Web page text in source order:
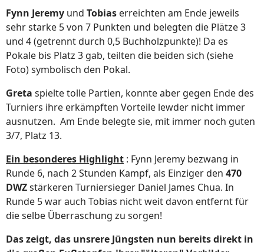
Fynn Jeremy und Tobias erreichten am Ende jeweils
sehr starke 5 von 7 Punkten und belegten die Plätze 3
und 4 (getrennt durch 0,5 Buchholzpunkte)! Da es
Pokale bis Platz 3 gab, teilten die beiden sich (siehe
Foto) symbolisch den Pokal.
Greta spielte tolle Partien, konnte aber gegen Ende des
Turniers ihre erkämpften Vorteile lewder nicht immer
ausnutzen. Am Ende belegte sie, mit immer noch guten
3/7, Platz 13.
Ein besonderes Highlight : Fynn Jeremy bezwang in
Runde 6, nach 2 Stunden Kampf, als Einziger den 470
DWZstärkeren Turniersieger Daniel James Chua. In
Runde 5 war auch Tobias nicht weit davon entfernt für
die selbe Überraschung zu sorgen!
Das zeigt, das unsrere Jüngsten nun bereits direkt in